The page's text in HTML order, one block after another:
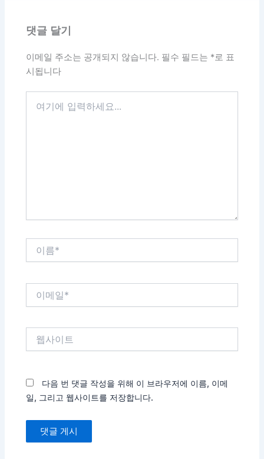
댓글 달기
이메일 주소는 공개되지 않습니다. 필수 필드는 *로 표
시됩니다
다음 번 댓글 작성을 위해 이 브라우저에 이름, 이메
일, 그리고 웹사이트를 저장합니다.